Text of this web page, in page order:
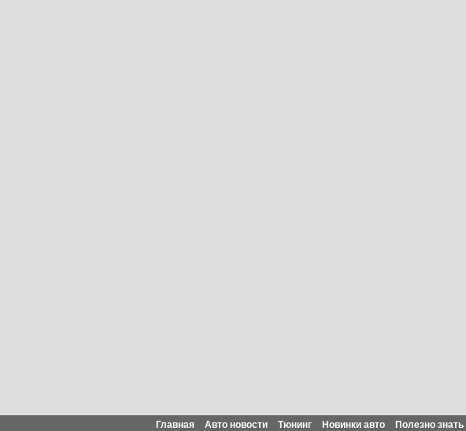
Главная Авто новости Тюнинг Новинки авто Полезно знать